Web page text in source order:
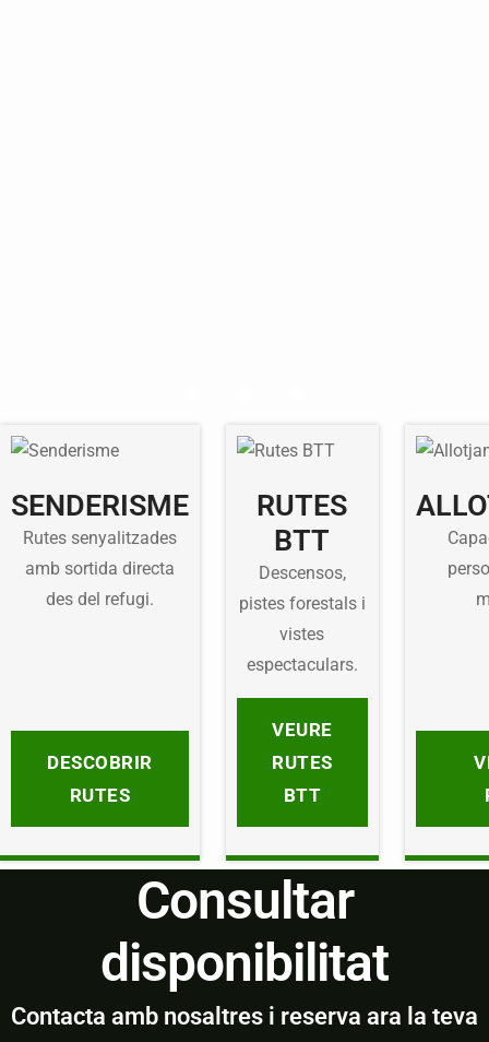
SENDERISME
Rutes senyalitzades
amb sortida directa
des del refugi.
DESCOBRIR
RUTES
RUTES
BTT
Descensos,
pistes forestals i
vistes
espectaculars.
VEURE
RUTES
BTT
Consultar
disponibilitat
Contacta amb nosaltres i reserva ara la teva